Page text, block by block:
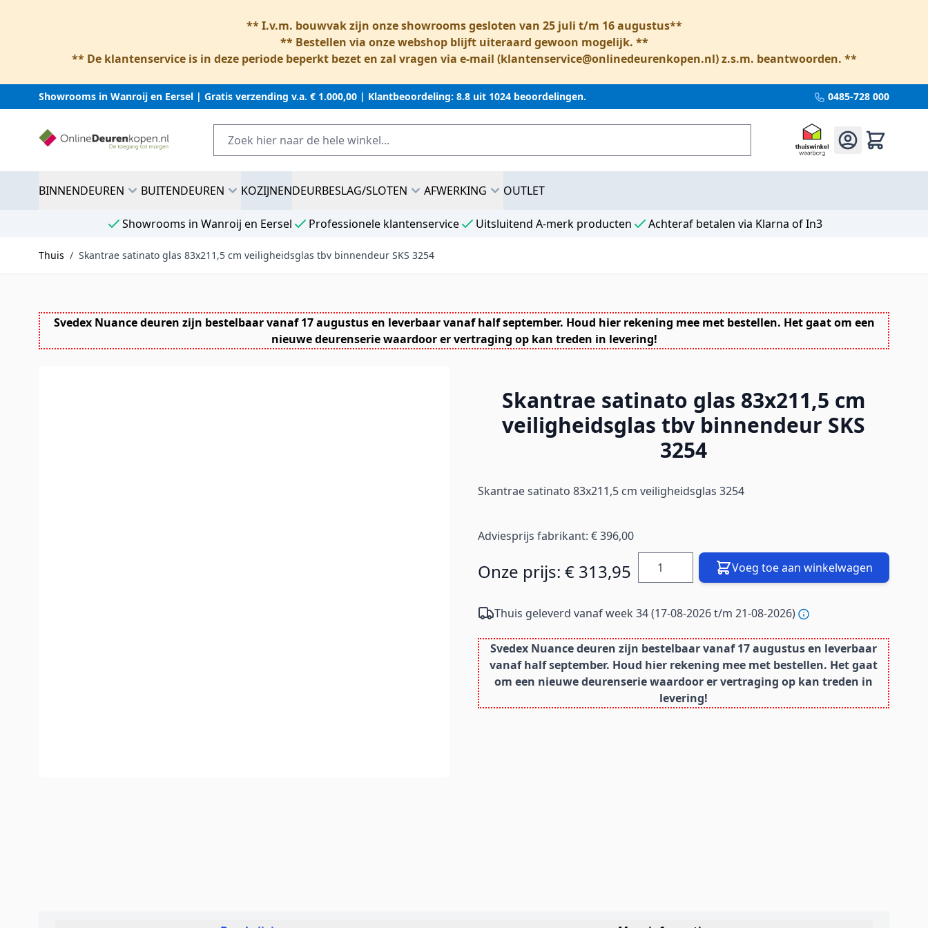
** I.v.m. bouwvak zijn onze showrooms gesloten van 25 juli t/m 16 augustus**
** Bestellen via onze webshop blijft uiteraard gewoon mogelijk. **
** De klantenservice is in deze periode beperkt bezet en zal vragen via e-mail (klantenservice@onlinedeurenkopen.nl) z.s.m. beantwoorden. **
Showrooms in Wanroij en Eersel | Gratis verzending v.a. € 1.000,00 | Klantbeoordeling: 8.8 uit 1024 beoordelingen. 0485-728 000
BINNENDEUREN BUITENDEUREN KOZIJNENDEURBESLAG/SLOTEN AFWERKING OUTLET
Showrooms in Wanroij en Eersel Professionele klantenservice Uitsluitend A-merk producten Achteraf betalen via Klarna of In3
Thuis / Skantrae satinato glas 83x211,5 cm veiligheidsglas tbv binnendeur SKS 3254
Svedex Nuance deuren zijn bestelbaar vanaf 17 augustus en leverbaar vanaf half september. Houd hier rekening mee met bestellen. Het gaat om een
nieuwe deurenserie waardoor er vertraging op kan treden in levering!
Skantrae satinato glas 83x211,5 cm
veiligheidsglas tbv binnendeur SKS
3254
Skantrae satinato 83x211,5 cm veiligheidsglas 3254
Adviesprijs fabrikant: € 396,00
Onze prijs: € 313,95 Hoeveelheid Voeg toe aan winkelwagen
Thuis geleverd vanaf week 34 (17-08-2026 t/m 21-08-2026)
Svedex Nuance deuren zijn bestelbaar vanaf 17 augustus en leverbaar
vanaf half september. Houd hier rekening mee met bestellen. Het gaat
om een nieuwe deurenserie waardoor er vertraging op kan treden in
levering!